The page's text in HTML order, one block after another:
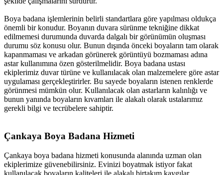
Boya badana işlemlerinin belirli standartlara göre yapılması oldukça
önemli bir konudur. Boyanın duvara sürünme tekniğine dikkat
edilmemesi durumunda duvarda dalgalı bir görünümün oluşması
durumu söz konusu olur. Bunun dışında önceki boyaların tam olarak
kapanmaması ve arkadan görünerek görüntüyü bozmaması adına
astar kullanımına özen gösterilmelidir. Boya badana ustası
ekiplerimiz duvar türüne ve kullanılacak olan malzemelere göre astar
uygulaması gerçekleştirirler. Bu sayede boyaların istenen renklerde
görünmesi mümkün olur. Kullanılacak olan astarların kalınlığı ve
bunun yanında boyaların kıvamları ile alakalı olarak ustalarımız
gerekli bilgi ve tecrübelere sahiptir.
Çankaya Boya Badana Hizmeti
Çankaya boya badana hizmeti konusunda alanında uzman olan
ekiplerimize güvenebilirsiniz. Evinizi boyatmak istiyor fakat
kullanılacak boyaların kaliteleri ile alakalı birtakım kaygılar